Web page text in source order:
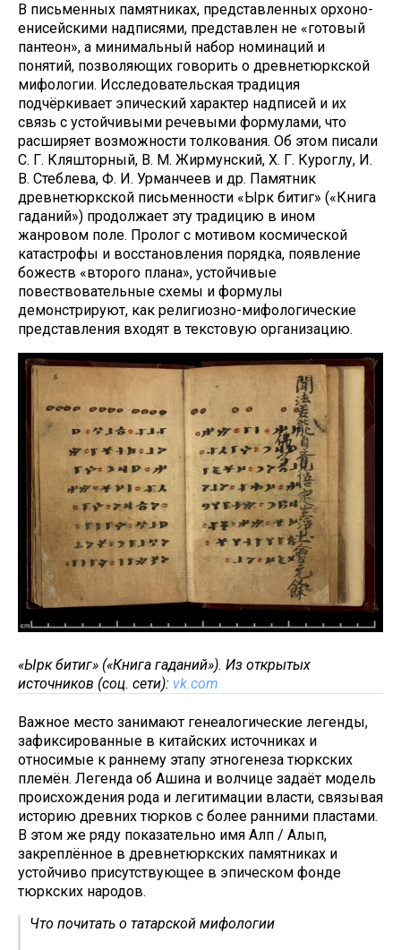
В письменных памятниках, представленных орхоно-
енисейскими надписями, представлен не «готовый
пантеон», а минимальный набор номинаций и
понятий, позволяющих говорить о древнетюркской
мифологии. Исследовательская традиция
подчёркивает эпический характер надписей и их
связь с устойчивыми речевыми формулами, что
расширяет возможности толкования. Об этом писали
С. Г. Кляшторный, В. М. Жирмунский, Х. Г. Куроглу, И.
В. Стеблева, Ф. И. Урманчеев и др. Памятник
древнетюркской письменности «Ырк битиг» («Книга
гаданий») продолжает эту традицию в ином
жанровом поле. Пролог с мотивом космической
катастрофы и восстановления порядка, появление
божеств «второго плана», устойчивые
повествовательные схемы и формулы
демонстрируют, как религиозно-мифологические
представления входят в текстовую организацию.
«Ырк битиг» («Книга гаданий»). Из открытых
источников (соц. сети): vk.com
Важное место занимают генеалогические легенды,
зафиксированные в китайских источниках и
относимые к раннему этапу этногенеза тюркских
племён. Легенда об Ашина и волчице задаёт модель
происхождения рода и легитимации власти, связывая
историю древних тюрков с более ранними пластами.
В этом же ряду показательно имя Алп / Алып,
закреплённое в древнетюркских памятниках и
устойчиво присутствующее в эпическом фонде
тюркских народов.
Что почитать о татарской мифологии